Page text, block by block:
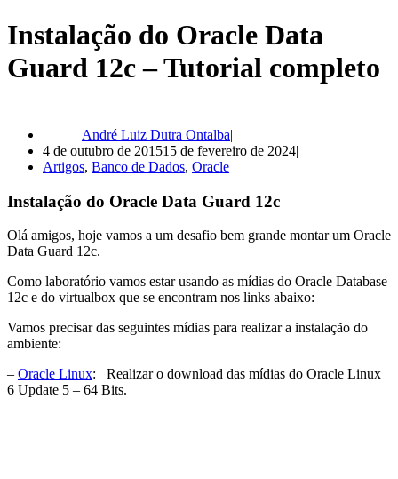
Instalação do Oracle Data
Guard 12c – Tutorial completo
André Luiz Dutra Ontalba
4 de outubro de 201515 de fevereiro de 2024
Artigos, Banco de Dados, Oracle
Instalação do Oracle Data Guard 12c
Olá amigos, hoje vamos a um desafio bem grande montar um Oracle
Data Guard 12c.
Como laboratório vamos estar usando as mídias do Oracle Database
12c e do virtualbox que se encontram nos links abaixo:
Vamos precisar das seguintes mídias para realizar a instalação do
ambiente:
– Oracle Linux: Realizar o download das mídias do Oracle Linux
6 Update 5 – 64 Bits.